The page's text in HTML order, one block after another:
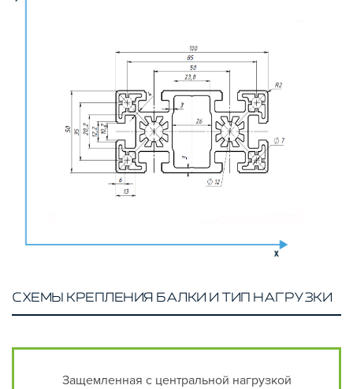
СХЕМЫ КРЕПЛЕНИЯ БАЛКИ И ТИП НАГРУЗКИ
Защемленная с центральной нагрузкой